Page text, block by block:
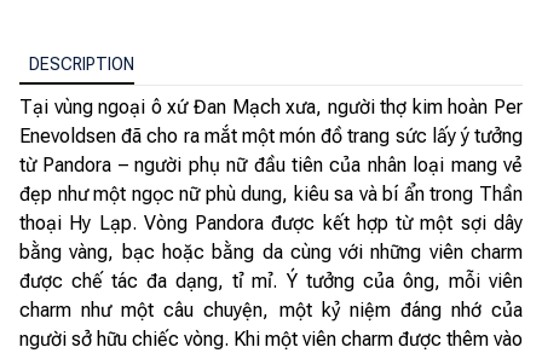
DESCRIPTION
Tại vùng ngoại ô xứ Đan Mạch xưa, người thợ kim hoàn Per
Enevoldsen đã cho ra mắt một món đồ trang sức lấy ý tưởng
từ Pandora – người phụ nữ đầu tiên của nhân loại mang vẻ
đẹp như một ngọc nữ phù dung, kiêu sa và bí ẩn trong Thần
thoại Hy Lạp. Vòng Pandora được kết hợp từ một sợi dây
bằng vàng, bạc hoặc bằng da cùng với những viên charm
được chế tác đa dạng, tỉ mỉ. Ý tưởng của ông, mỗi viên
charm như một câu chuyện, một kỷ niệm đáng nhớ của
người sở hữu chiếc vòng. Khi một viên charm được thêm vào